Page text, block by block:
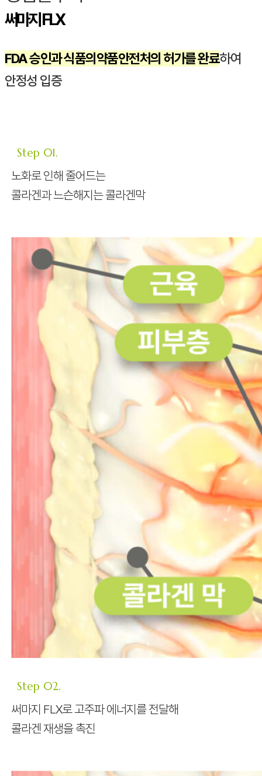
써마지 FLX
FDA 승인과 식품의약품안전처의 허가를 완료하여
안정성 입증
Step 01.
노화로 인해 줄어드는
콜라겐과 느슨해지는 콜라겐막
Step 02.
써마지 FLX로 고주파 에너지를 전달해
콜라겐 재생을 촉진